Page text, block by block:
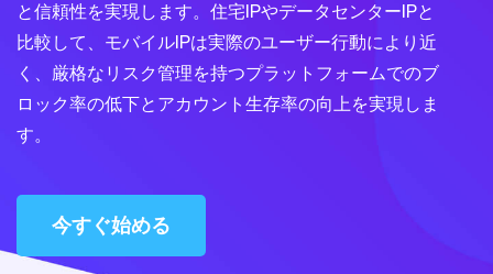
と信頼性を実現します。住宅IPやデータセンターIPと
比較して、モバイルIPは実際のユーザー行動により近
く、厳格なリスク管理を持つプラットフォームでのブ
ロック率の低下とアカウント生存率の向上を実現しま
す。
今すぐ始める